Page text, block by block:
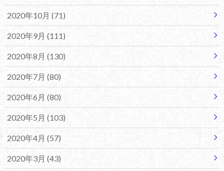
2020年10月 (71)
2020年9月 (111)
2020年8月 (130)
2020年7月 (80)
2020年6月 (80)
2020年5月 (103)
2020年4月 (57)
2020年3月 (43)